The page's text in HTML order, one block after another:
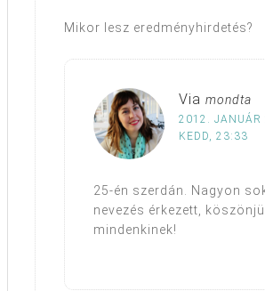
Mikor lesz eredményhirdetés?
Via mondta
2012. JANUÁR
KEDD, 23:33
25-én szerdán. Nagyon
nevezés érkezett,
mindenkinek!